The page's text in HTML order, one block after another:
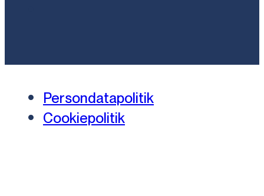
Persondatapolitik
Cookiepolitik